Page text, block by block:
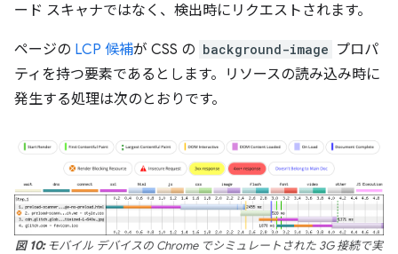
ード スキャナではなく、検出時にリクエストされます。
ページの LCP 候補が CSS の background-image プロパ
ティを持つ要素であるとします。リソースの読み込み時に
発生する処理は次のとおりです。
図 10:モバイル デバイスの Chrome でシミュレートされた 3G 接続で実